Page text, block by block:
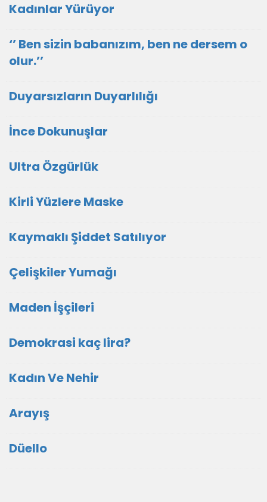
Kadınlar Yürüyor
‘’ Ben sizin babanızım, ben ne dersem o
olur.’’
Duyarsızların Duyarlılığı
İnce Dokunuşlar
Ultra Özgürlük
Kirli Yüzlere Maske
Kaymaklı Şiddet Satılıyor
Çelişkiler Yumağı
Maden İşçileri
Demokrasi kaç lira?
Kadın Ve Nehir
Arayış
Düello